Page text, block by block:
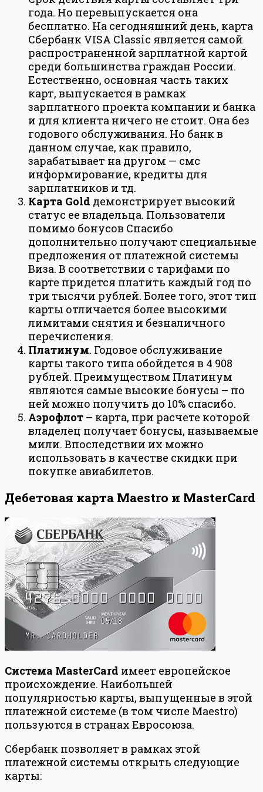
года. Но перевыпускается она
бесплатно. На сегодняшний день, карта
Сбербанк VISA Classic является самой
распространенной зарплатной картой
среди большинства граждан России.
Естественно, основная часть таких
карт, выпускается в рамках
зарплатного проекта компании и банка
и для клиента ничего не стоит. Она без
годового обслуживания. Но банк в
данном случае, как правило,
зарабатывает на другом — смс
информирование, кредиты для
зарплатников и тд.
Карта Gold демонстрирует высокий
статус ее владельца. Пользователи
помимо бонусов Спасибо
дополнительно получают специальные
предложения от платежной системы
Виза. В соответствии с тарифами по
карте придется платить каждый год по
три тысячи рублей. Более того, этот тип
карты отличается более высокими
лимитами снятия и безналичного
перечисления.
Платинум. Годовое обслуживание
карты такого типа обойдется в 4 908
рублей. Преимуществом Платинум
являются самые высокие бонусы – по
ней можно получить до 10% спасибо.
Аэрофлот – карта, при расчете которой
владелец получает бонусы, называемые
мили. Впоследствии их можно
использовать в качестве скидки при
покупке авиабилетов.
Дебетовая карта Maestro и MasterCard
Система MasterCard имеет европейское
происхождение. Наибольшей
популярностью карты, выпущенные в этой
платежной системе (в том числе Maestro)
пользуются в странах Евросоюза.
Сбербанк позволяет в рамках этой
платежной системы открыть следующие
карты: